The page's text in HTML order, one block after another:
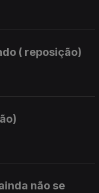
( reposição)
não se